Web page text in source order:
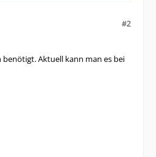
#2
Aktuell kann man es bei